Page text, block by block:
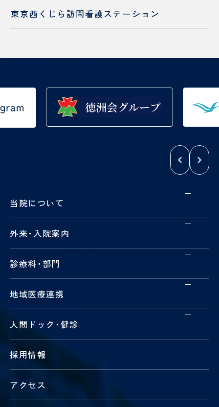
入職をお考えの方へ
東京西くじら訪問看護ステーション
当院について
外来・ 入院案内
診療科・ 部門
地域医療連携
人間ドック・健診
採用情報
アクセス